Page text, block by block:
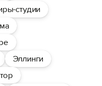
студии
Эллинги